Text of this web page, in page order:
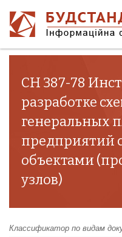
СН 387-78
разработке
генеральных
предприятий
объектами
узлов)
Классификатор по видам